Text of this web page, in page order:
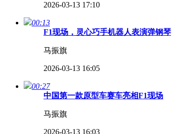
2026-03-13 17:10
00:13
F1现场，灵心巧手机器人表演弹钢琴
马振旗
2026-03-13 16:05
00:27
中国第一款原型车赛车亮相F1现场
马振旗
2026-03-13 16:03